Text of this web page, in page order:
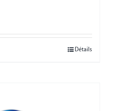
Détails